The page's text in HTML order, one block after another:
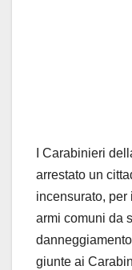
I Carabinieri
arrestato un
incensurato,
armi comuni da
giunte ai